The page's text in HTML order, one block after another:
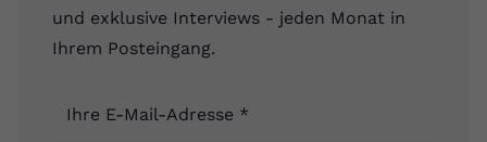
und exklusive Interviews - jeden Monat in
Ihrem Posteingang.
Ihre E-Mail-Adresse *